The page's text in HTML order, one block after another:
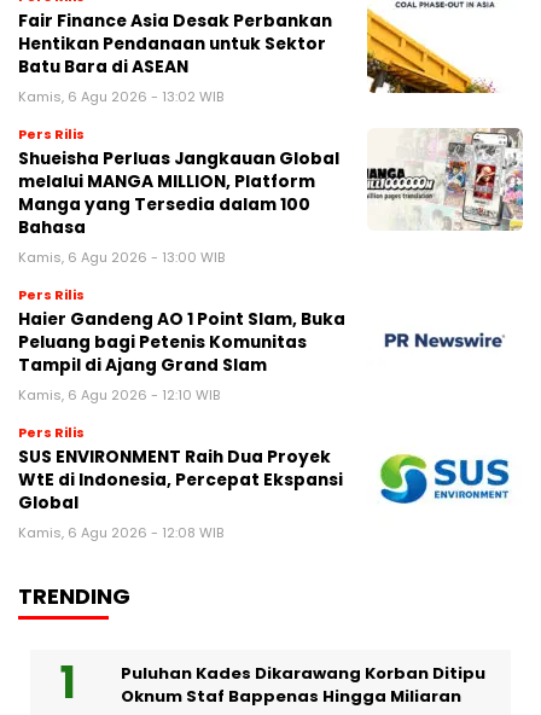
Fair Finance Asia Desak Perbankan
Hentikan Pendanaan untuk Sektor
Batu Bara di ASEAN
Kamis, 6 Agu 2026 - 13:02 WIB
Pers Rilis
Shueisha Perluas Jangkauan Global
melalui MANGA MILLION, Platform
Manga yang Tersedia dalam 100
Bahasa
Kamis, 6 Agu 2026 - 13:00 WIB
Pers Rilis
Haier Gandeng AO 1 Point Slam, Buka
Peluang bagi Petenis Komunitas
Tampil di Ajang Grand Slam
Kamis, 6 Agu 2026 - 12:10 WIB
Pers Rilis
SUS ENVIRONMENT Raih Dua Proyek
WtE di Indonesia, Percepat Ekspansi
Global
Kamis, 6 Agu 2026 - 12:08 WIB
TRENDING
Puluhan Kades Dikarawang Korban Ditipu
Oknum Staf Bappenas Hingga Miliaran